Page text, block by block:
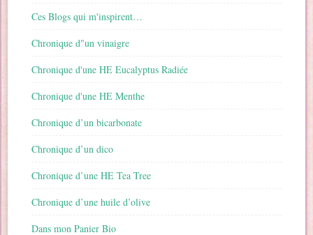
Ces Blogs qui m'inspirent…
Chronique d"un vinaigre
Chronique d'une HE Eucalyptus Radiée
Chronique d'une HE Menthe
Chronique d’un bicarbonate
Chronique d’un dico
Chronique d’une HE Tea Tree
Chronique d’une huile d’olive
Dans mon Panier Bio